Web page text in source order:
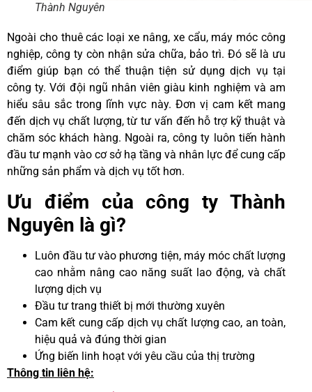
Thành Nguyên
Ngoài cho thuê các loại xe nâng, xe cẩu, máy móc công
nghiệp, công ty còn nhận sửa chữa, bảo trì. Đó sẽ là ưu
điểm giúp bạn có thể thuận tiện sử dụng dịch vụ tại
công ty. Với đội ngũ nhân viên giàu kinh nghiệm và am
hiểu sâu sắc trong lĩnh vực này. Đơn vị cam kết mang
đến dịch vụ chất lượng, từ tư vấn đến hỗ trợ kỹ thuật và
chăm sóc khách hàng. Ngoài ra, công ty luôn tiến hành
đầu tư mạnh vào cơ sở hạ tầng và nhân lực để cung cấp
những sản phẩm và dịch vụ tốt hơn.
Ưu điểm của công ty Thành
Nguyên là gì?
Luôn đầu tư vào phương tiện, máy móc chất lượng
cao nhằm nâng cao năng suất lao động, và chất
lượng dịch vụ
Đầu tư trang thiết bị mới thường xuyên
Cam kết cung cấp dịch vụ chất lượng cao, an toàn,
hiệu quả và đúng thời gian
Ứng biến linh hoạt với yêu cầu của thị trường
Thông tin liên hệ: